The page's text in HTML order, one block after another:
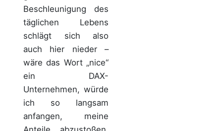
Beschleunigung des
täglichen Lebens
schlägt sich also
auch hier nieder –
wäre das Wort „nice“
ein DAX-
Unternehmen, würde
ich so langsam
anfangen, meine